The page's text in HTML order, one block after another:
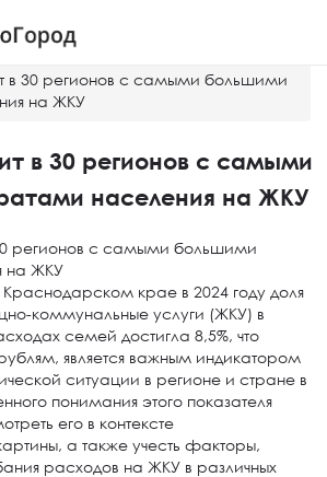
в 30 регионов с самыми большими
на ЖКУ
в 30 регионов с самыми
населения на ЖКУ
Краснодарском крае в 2024 году доля
коммунальные услуги (ЖКУ) в
семей достигла 8,5%, что
является важным индикатором
ситуации в регионе и стране в
понимания этого показателя
его в контексте
а также учесть факторы,
расходов на ЖКУ в различных